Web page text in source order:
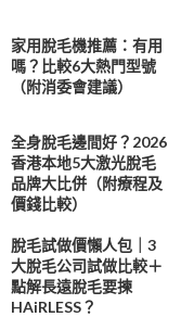
家用脫毛機推薦：有用
嗎？比較6大熱門型號
（附消委會建議）
全身脫毛邊間好？2026
香港本地5大激光脫毛
品牌大比併（附療程及
價錢比較）
脫毛試做價懶人包｜3
大脫毛公司試做比較＋
點解長遠脫毛要揀
HAiRLESS？